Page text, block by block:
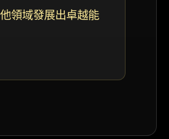
領域發展出卓越能